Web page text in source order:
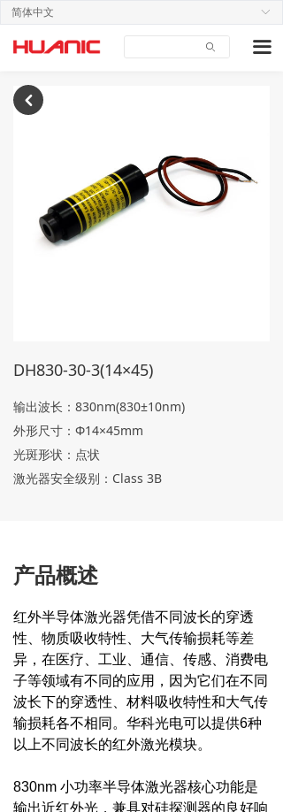
ꄙ 끀
首页
关于我们
产品中心
新闻中心
ꀅ
简体中文
产品概述
红外半导体激光器凭借不同波长的穿透
性、物质吸收特性、大气传输损耗等差
异，在医疗、工业、通信、传感、消费电
子等领域有不同的应用，因为它们在不同
波长下的穿透性、材料吸收特性和大气传
输损耗各不相同。华科光电可以提供6种
以上不同波长的红外激光模块。
830nm 小功率半导体激光器核心功能是
输出近红外光，兼具对硅探测器的良好响
낒
DH830-30-3(14×45)
输出波长：830nm(830±10nm)
外形尺寸：Φ14×45mm
光斑形状：点状
激光器安全级别：Class 3B